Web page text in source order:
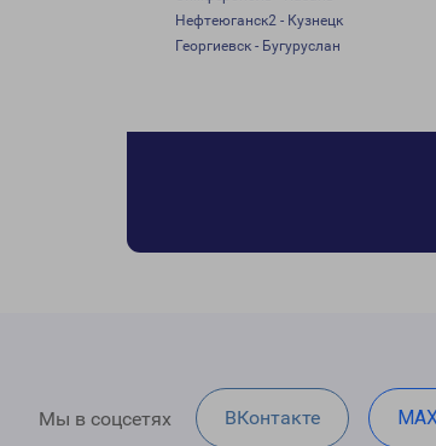
Нефтеюганск2 - Кузнецк
Георгиевск - Бугуруслан
Мы в соцсетях ВКонтакте